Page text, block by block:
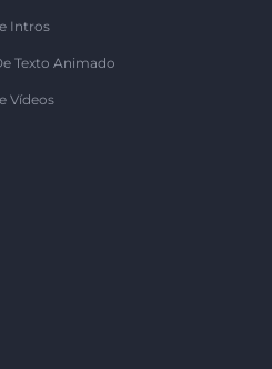
Intros
Texto Animado
Vídeos